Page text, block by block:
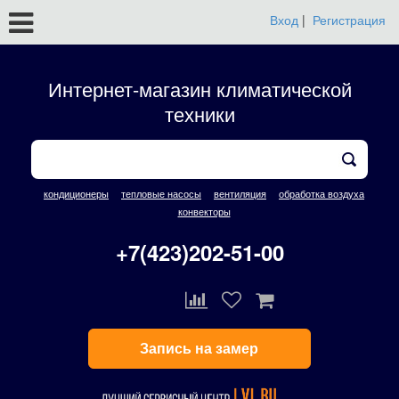
Вход | Регистрация
Интернет-магазин климатической
техники
кондиционеры тепловые насосы вентиляция
обработка воздуха
конвекторы
+7(423)202-51-00
Запись на замер